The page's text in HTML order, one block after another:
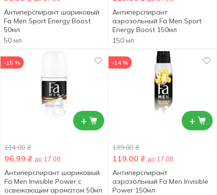
Антиперспирант шариковый
Fa Men Sport Energy Boost
50мл
50 мл
Антиперспирант
аэрозольный Fa Men Sport
Energy Boost 150мл
150 мл
+
-15 %
114.00 ₴
96.99 ₴ до 17.08
Антиперспирант шариковый
Fa Men Invisible Power с
освежающим ароматом 50мл
+
-14 %
139.00 ₴
119.00 ₴ до 17.08
Антиперспирант
аэрозольный Fa Men Invisible
Power 150мл